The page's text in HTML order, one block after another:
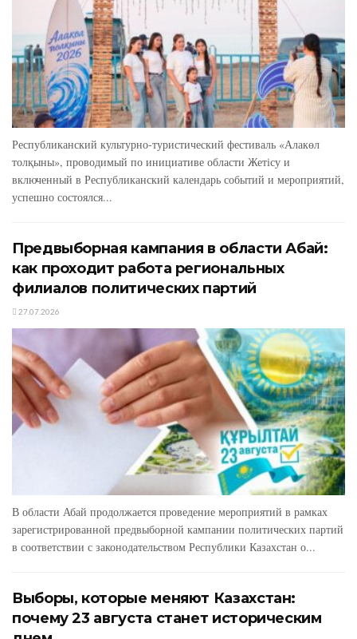
Республиканский культурно-туристический фестиваль «Алакөл
толқыны», проводимый по инициативе области Жетісу и
включенный в Республиканский календарь событий и мероприятий,
успешно состоялся...
Предвыборная кампания в области Абай:
как проходит работа региональных
филиалов политических партий
27.07.2026
В области Абай продолжается проведение мероприятий в рамках
зарегистрированной предвыборной кампании политических партий
в соответствии с законодательством Республики Казахстан о...
Выборы, которые меняют Казахстан:
почему 23 августа станет историческим